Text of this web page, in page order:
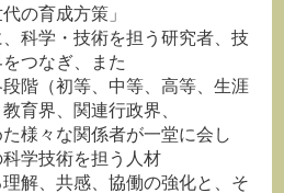
の育成方策」
科学・技術を担う研究者、技
つなぎ、また
段階（初等、中等、高等、生涯
育界、関連行政界、
様々な関係者が一堂に会し
学技術を担う人材
解、共感、協働の強化と、そ